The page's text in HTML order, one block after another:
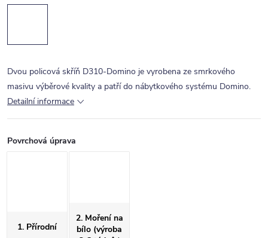
Dvou policová skříň D310-Domino je vyrobena ze smrkového
masivu výběrové kvality a patří do nábytkového systému Domino.
Detailní informace
Povrchová úprava
1. Přírodní
2. Moření na
bílo (výroba